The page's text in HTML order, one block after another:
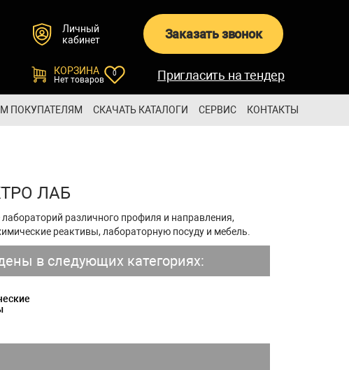
Личный
кабинет
Заказать звонок
КОРЗИНА
Нет товаров
0 Пригласить на тендер
ПОКУПАТЕЛЯМ СКАЧАТЬ КАТАЛОГИ СЕРВИС КОНТАКТЫ
ЛАБ
различного профиля и направления,
реактивы, лабораторную посуду и мебель.
в следующих категориях: